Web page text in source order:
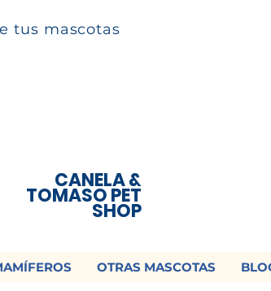
tus mascotas
CANELA &
TOMASO PET
SHOP
OTRAS MASCOTAS